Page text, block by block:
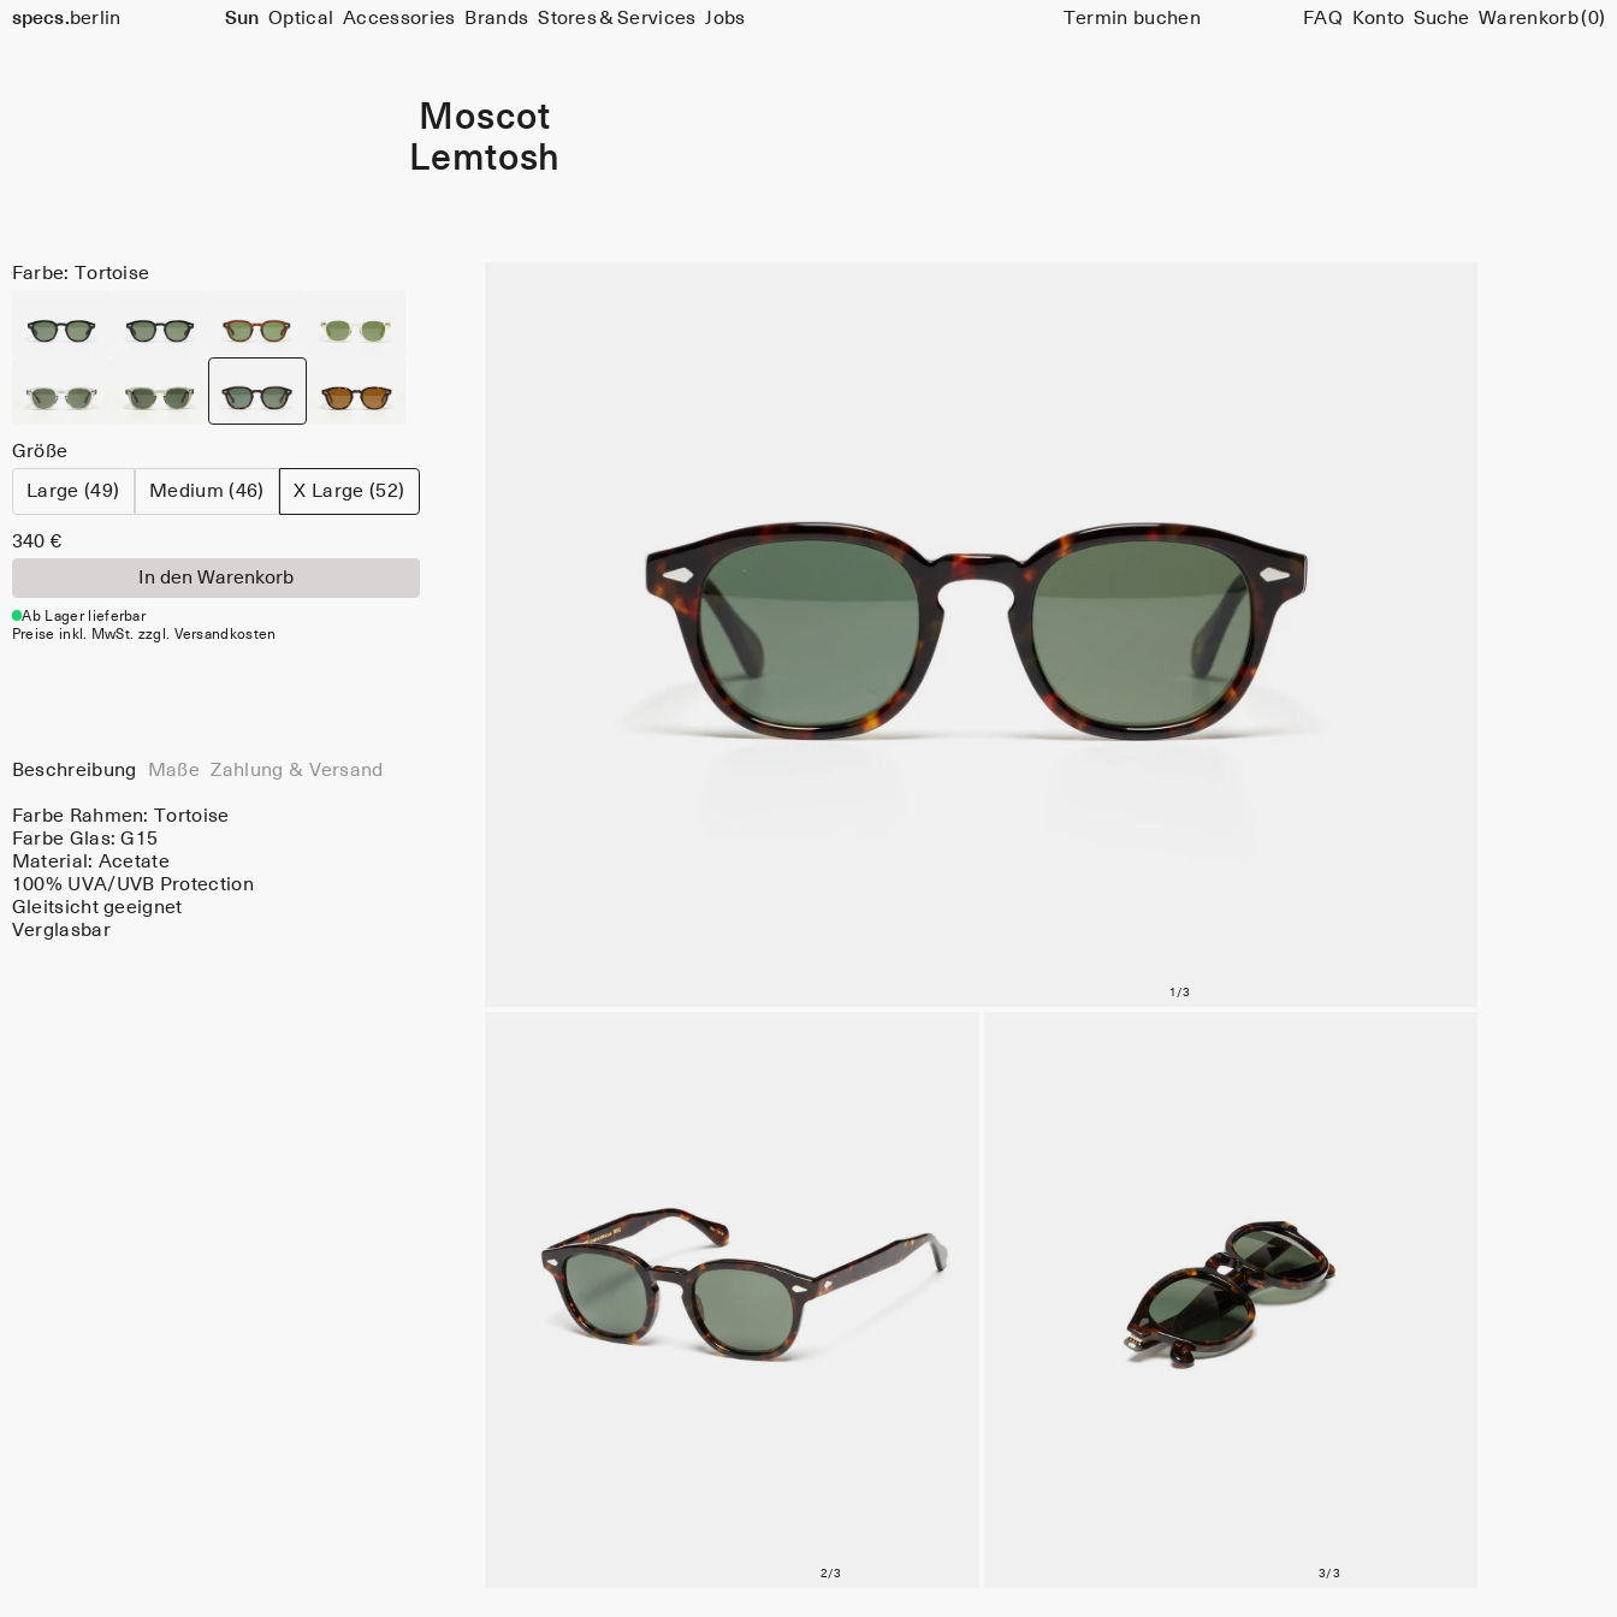
specs. berlin Sun Optical Accessories Brands Stores & Services Jobs Termin buchen FAQ Konto Suche Warenkorb(0)
Moscot
Lemtosh
Farbe: Tortoise
Größe
Large (49) Medium (46) X Large (52)
340 €
In den Warenkorb
Ab Lager lieferbar
Preise inkl. MwSt. zzgl. Versandkosten
Beschreibung Maße Zahlung & Versand
Farbe Rahmen:
Tortoise
Farbe Glas:G15
Material: Acetate
100% UVA/UVB Protection
Gleitsicht geeignet
Verglasbar